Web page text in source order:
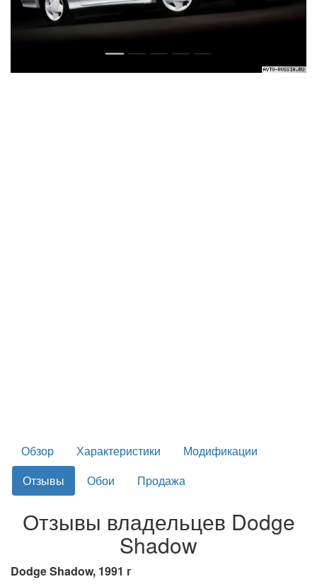
Обзор Характеристики
Модификации
Отзывы
Обои Продажа
Отзывы владельцев Dodge
Shadow
Dodge Shadow, 1991 г